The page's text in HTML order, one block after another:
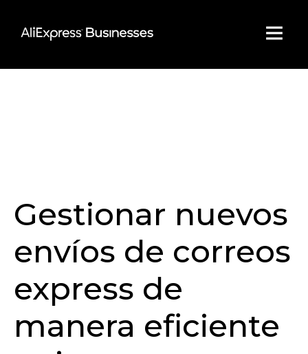
content
Gestionar nuevos
envíos de correos
express de
manera eficiente